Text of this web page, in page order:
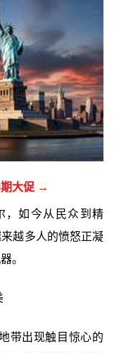
期大促 →
，如今从民众到精
越多人的愤怒正凝
。
带出现触目惊心的